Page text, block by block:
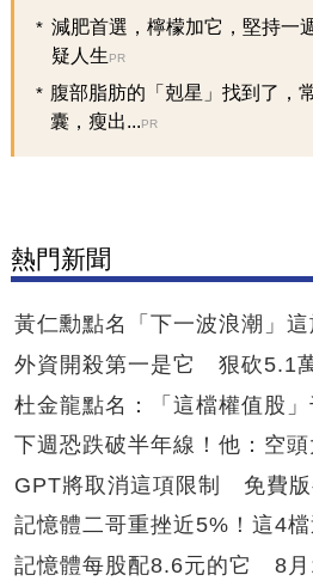
減肥首選，檸檬加它，堅持一
疑人生PR
腹部脂肪的「剋星」找到了，
囊，瘦出...PR
熱門新聞
黃仁勳點名「下一波浪潮」
外資開殺第一是它 狠砍5.1
杜金龍點名：「這檔權值股
下週恐跌破半年線！他：空
GPT將取消這項限制 免費
記憶體二哥重挫近5%！這4
記憶體每股配8.6元的它 8月